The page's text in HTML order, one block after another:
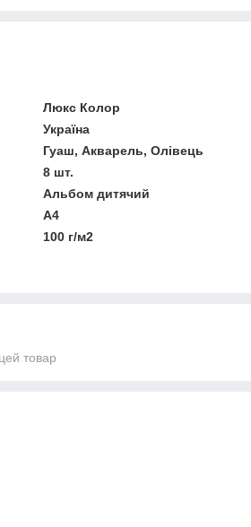
Люкс Колор
Україна
Гуаш, Акварель, Олівець
8 шт.
Альбом дитячий
A4
100 г/м2
товар